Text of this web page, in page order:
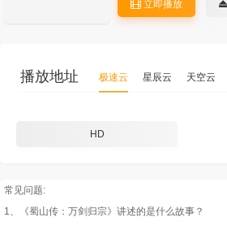
立即播放
播放地址 极速云 星辰云 天空云
HD
常见问题:
1、《蜀山传：万剑归宗》讲述的是什么故事？